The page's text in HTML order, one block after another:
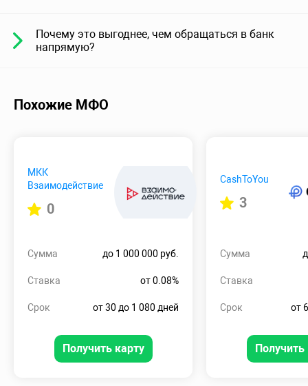
Почему это выгоднее, чем обращаться в банк
напрямую?
Похожие МФО
МКК
Взаимодействие
0
Сумма до 1 000 000 руб.
Ставка от 0.08%
Срок от 30 до 1 080 дней
Получить карту
CashToYou
3
Сумма
Ставка
Срок от
Получить